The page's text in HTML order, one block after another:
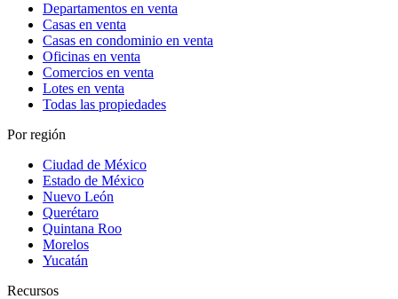
Departamentos en venta
Casas en venta
Casas en condominio en venta
Oficinas en venta
Comercios en venta
Lotes en venta
Todas las propiedades
Por región
Ciudad de México
Estado de México
Nuevo León
Querétaro
Quintana Roo
Morelos
Yucatán
Recursos